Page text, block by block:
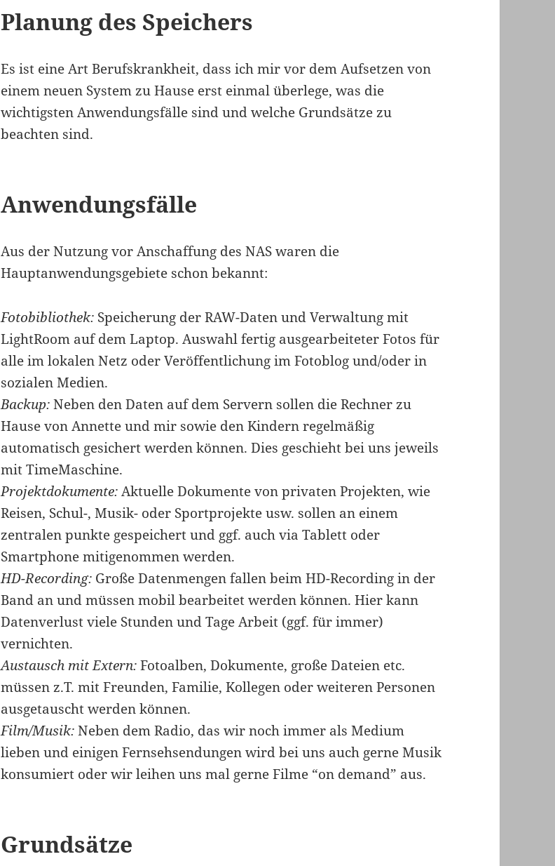
Planung des Speichers
Es ist eine Art Berufskrankheit, dass ich mir vor dem Aufsetzen von
einem neuen System zu Hause erst einmal überlege, was die
wichtigsten Anwendungsfälle sind und welche Grundsätze zu
beachten sind.
Anwendungsfälle
Aus der Nutzung vor Anschaffung des NAS waren die
Hauptanwendungsgebiete schon bekannt:
Fotobibliothek: Speicherung der RAW-Daten und Verwaltung mit
LightRoom auf dem Laptop. Auswahl fertig ausgearbeiteter Fotos für
alle im lokalen Netz oder Veröffentlichung im Fotoblog und/oder in
sozialen Medien.
Backup:Neben den Daten auf dem Servern sollen die Rechner zu
Hause von Annette und mir sowie den Kindern regelmäßig
automatisch gesichert werden können. Dies geschieht bei uns jeweils
mit TimeMaschine.
Projektdokumente:Aktuelle Dokumente von privaten Projekten, wie
Reisen, Schul-, Musik- oder Sportprojekte usw. sollen an einem
zentralen punkte gespeichert und ggf. auch via Tablett oder
Smartphone mitigenommen werden.
HD-Recording: Große Datenmengen fallen beim HD-Recording in der
Band an und müssen mobil bearbeitet werden können. Hier kann
Datenverlust viele Stunden und Tage Arbeit (ggf. für immer)
vernichten.
Austausch mit Extern:Fotoalben, Dokumente, große Dateien etc.
müssen z.T. mit Freunden, Familie, Kollegen oder weiteren Personen
ausgetauscht werden können.
Film/Musik:Neben dem Radio, das wir noch immer als Medium
lieben und einigen Fernsehsendungen wird bei uns auch gerne Musik
konsumiert oder wir leihen uns mal gerne Filme “on demand” aus.
Grundsätze